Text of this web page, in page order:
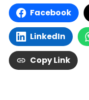
Facebook
LinkedIn
Copy Link